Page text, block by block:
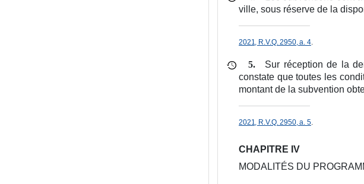
ville, sous réserve de la
2021, R.V.Q. 2950, a. 4.
5.
Sur réception de la
constate que toutes les
montant de la subvention
2021, R.V.Q. 2950, a. 5.
CHAPITRE IV
MODALITÉS DU